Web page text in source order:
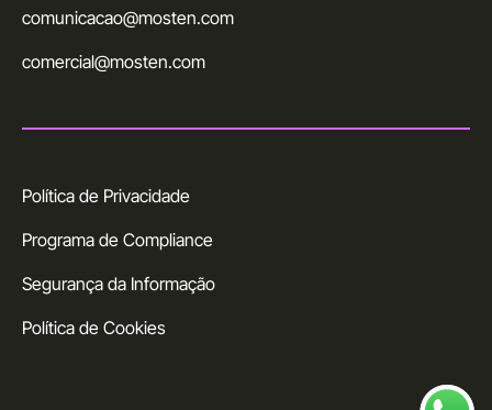
comunicacao@mosten.com
comercial@mosten.com
Política de Privacidade
Programa de Compliance
Segurança da Informação
Política de Cookies